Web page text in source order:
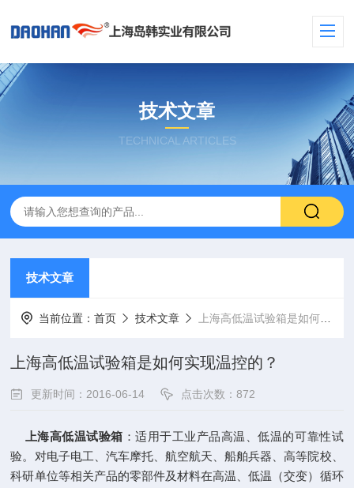
技术文章
TECHNICAL ARTICLES
技术文章
当前位置：首页 技术文章 上海高低温试验箱是如何实现温控的？
上海高低温试验箱是如何实现温控的？
更新时间：2016-06-14 点击次数：872
上海高低温试验箱 ：适用于工业产品高温、低温的可靠性试
验。对电子电工、汽车摩托、航空航天、船舶兵器、高等院校、
科研单位等相关产品的零部件及材料在高温、低温（交变）循环